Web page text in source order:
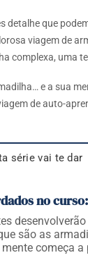
detalhe que
viagem de
complexa, uma
e a sua
de auto-
série vai te dar
no curso:
são as
começa a